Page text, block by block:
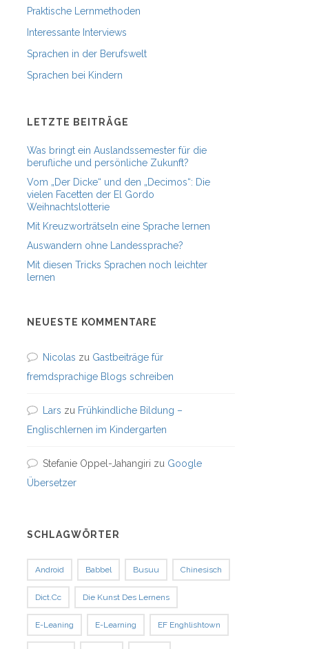
Praktische Lernmethoden
Interessante Interviews
Sprachen in der Berufswelt
Sprachen bei Kindern
LETZTE BEITRÄGE
Was bringt ein Auslandssemester für die
berufliche und persönliche Zukunft?
Vom „Der Dicke“ und den „Decimos“: Die
vielen Facetten der El Gordo
Weihnachtslotterie
Mit Kreuzworträtseln eine Sprache lernen
Auswandern ohne Landessprache?
Mit diesen Tricks Sprachen noch leichter
lernen
NEUESTE KOMMENTARE
Nicolas zu Gastbeiträge für
fremdsprachige Blogs schreiben
Lars zu Frühkindliche Bildung –
Englischlernen im Kindergarten
Stefanie Oppel-Jahangiri zu Google
Übersetzer
SCHLAGWÖRTER
Android Babbel Busuu Chinesisch
Dict.cc Die Kunst Des Lernens
E-Leaning E-Learning EF Enghlishtown